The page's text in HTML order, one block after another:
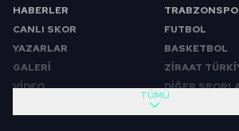
HABERLER
CANLI SKOR
YAZARLAR
GALERİ
VİDEO
FUTBOL
BASKETBOL
ZİRAAT
DİĞER
TÜMÜ